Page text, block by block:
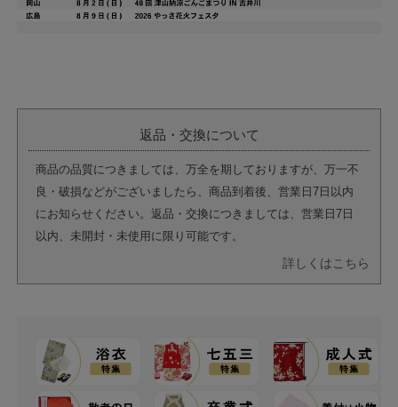
返品・交換について
商品の品質につきましては、万全を期しておりますが、万一不
良・破損などがございましたら、商品到着後、営業日7日以内
にお知らせください。返品・交換につきましては、営業日7日
以内、未開封・未使用に限り可能です。
詳しくはこちら